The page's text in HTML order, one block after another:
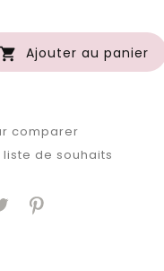
 Ajouter au panier
comparer
de souhaits